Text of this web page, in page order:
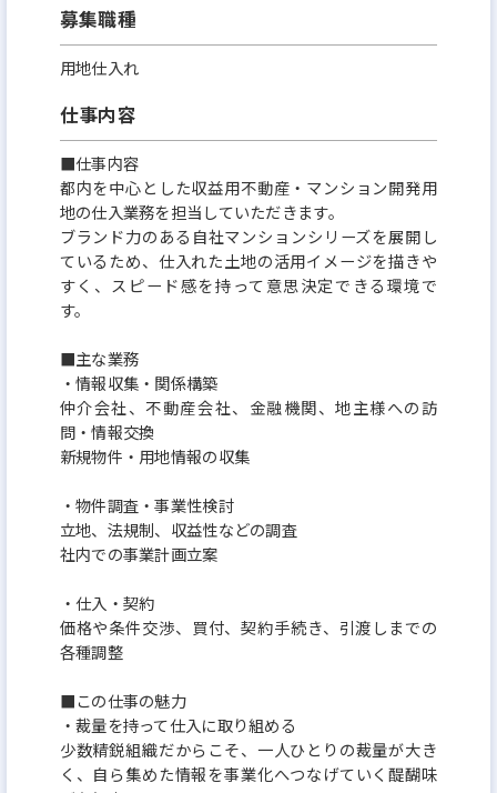
募集職種
用地仕入れ
仕事内容
■仕事内容
都内を中心とした収益用不動産・マンション開発用
地の仕入業務を担当していただきます。
ブランド力のある自社マンションシリーズを展開し
ているため、仕入れた土地の活用イメージを描きや
すく、スピード感を持って意思決定できる環境で
す。
■主な業務
・情報収集・関係構築
仲介会社、不動産会社、金融機関、地主様への訪
問・情報交換
新規物件・用地情報の収集
・物件調査・事業性検討
立地、法規制、収益性などの調査
社内での事業計画立案
・仕入・契約
価格や条件交渉、買付、契約手続き、引渡しまでの
各種調整
■この仕事の魅力
・裁量を持って仕入に取り組める
少数精鋭組織だからこそ、一人ひとりの裁量が大き
く、自ら集めた情報を事業化へつなげていく醍醐味